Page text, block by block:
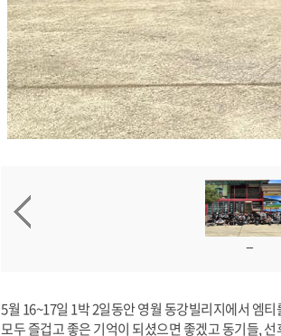
5월 16~17일 1박 2일동안 영월 동강빌리지에서 엠
모두 즐겁고 좋은 기억이 되셨으면 좋겠고 동기들,